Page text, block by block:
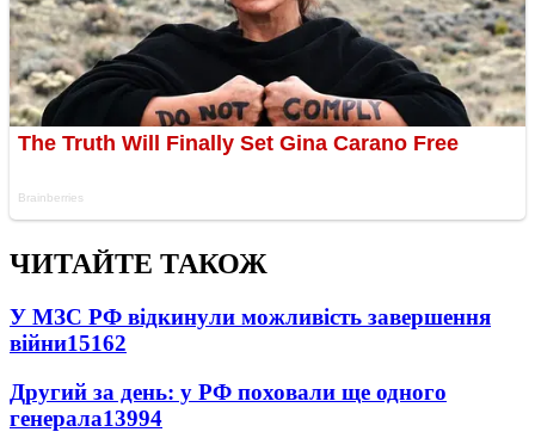
ЧИТАЙТЕ ТАКОЖ
У МЗС РФ відкинули можливість завершення
війни15162
Другий за день: у РФ поховали ще одного
генерала13994